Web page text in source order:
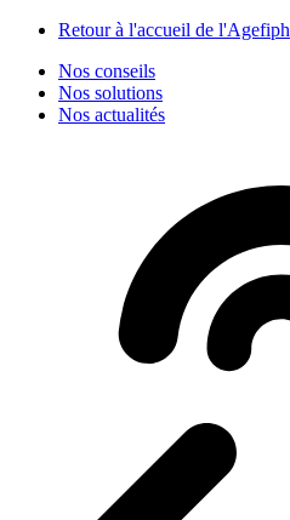
Retour à l'accueil de l'Agefiph
Nos conseils
Nos solutions
Nos actualités